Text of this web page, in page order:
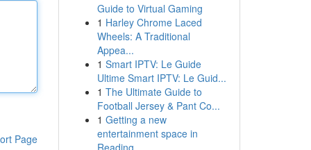
Page
Guide to Virtual Gaming
1 Harley Chrome Laced
Wheels: A Traditional
Appea...
1 Smart IPTV: Le Guide
Ultime Smart IPTV: Le Guid...
1 The Ultimate Guide to
Football Jersey & Pant Co...
1 Getting a new
entertainment space in
Reading